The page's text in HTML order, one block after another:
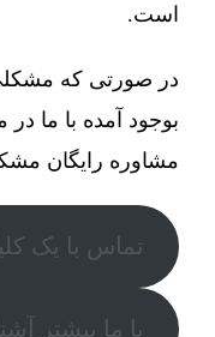
است.
در صورتی که
بوجود آمده با ما در
مشاوره رایگان
تماس با یک
با ما بیشتر